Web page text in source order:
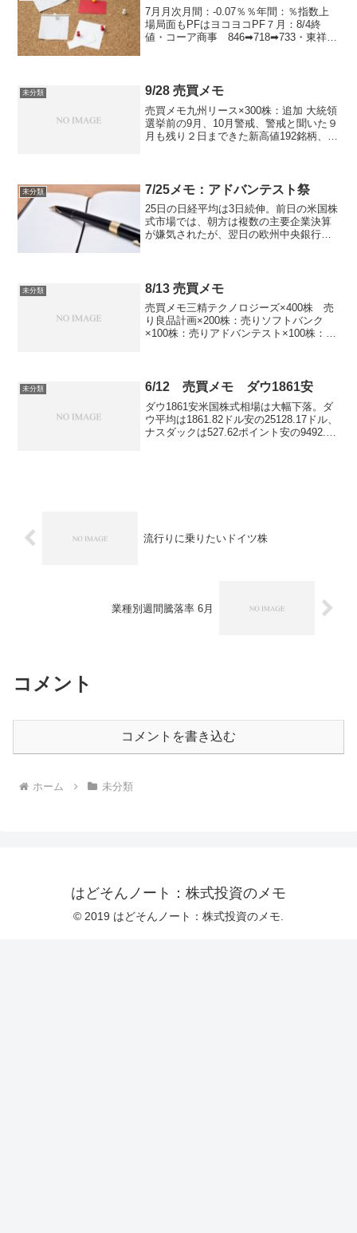
7月月次月間：-0.07％％年間：％指数上
場局面もPFはヨコヨコPF７月：8/4終
値・コーア商事 846➡718➡733・東祥
未分類 9/28 売買メモ
売買メモ九州リース×300株：追加 大統領
選挙前の9月、10月警戒、警戒と聞いた９
月も残り２日まできた新高値192銘柄、騰
未分類 7/25メモ：アドバンテスト祭
25日の日経平均は3日続伸。前日の米国株
式市場では、朝方は複数の主要企業決算
が嫌気されたが、翌日の欧州中央銀行
昇に転じ、...
未分類 8/13 売買メモ
売買メモ三精テクノロジーズ×400株 売
り良品計画×200株：売りソフトバンク
×100株：売りアドバンテスト×100株：買
未分類 6/12 売買メモ ダウ1861安
ダウ1861安米国株式相場は大幅下落。ダ
ウ平均は1861.82ドル安の25128.17ドル、
ナスダックは527.62ポイント安の9492.73
流行りに乗りたいドイツ株
業種別週間騰落率 6月
コメント
コメントを書き込む
ホーム 未分類
はどそんノート：株式投資のメモ
© 2019 はどそんノート：株式投資のメモ.